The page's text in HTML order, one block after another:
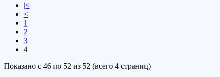
|<
<
1
2
3
4
Показано с 46 по 52 из 52 (всего 4 страниц)